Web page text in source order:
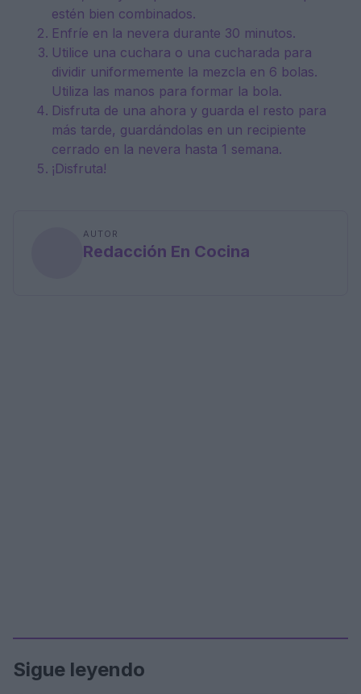
estén bien combinados.
Enfríe en la nevera durante 30 minutos.
Utilice una cuchara o una cucharada para
dividir uniformemente la mezcla en 6 bolas.
Utiliza las manos para formar la bola.
Disfruta de una ahora y guarda el resto para
más tarde, guardándolas en un recipiente
cerrado en la nevera hasta 1 semana.
¡Disfruta!
AUTOR
Redacción En Cocina
Sigue leyendo